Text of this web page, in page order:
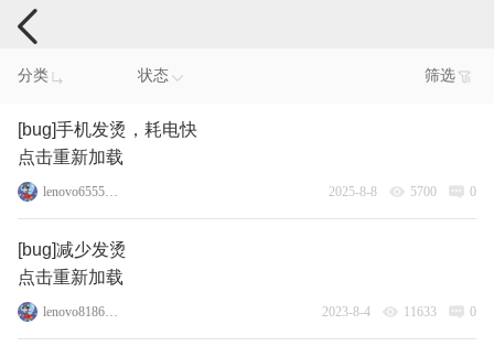
手机反馈
分类 状态 筛选
[bug]手机发烫，耗电快
点击重新加载
lenovo65555770 2025-8-8 5700 0
[bug]减少发烫
点击重新加载
lenovo81863951 2023-8-4 11633 0